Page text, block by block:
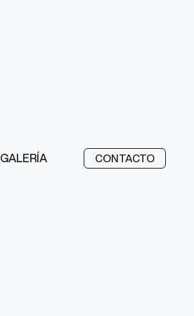
GALERÍA CONTACTO